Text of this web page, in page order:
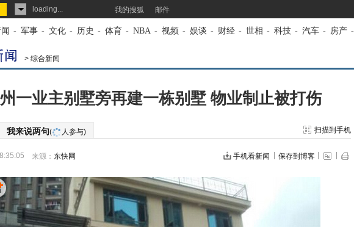
loading... 我的搜狐 邮件
- 军事 - 文化 - 历史 - 体育 - NBA - 视频 - 娱谈 - 财经 - 世相 - 科技 - 汽车 - 房产 -
> 综合新闻
一业主别墅旁再建一栋别墅 物业制止被打伤
我来说两句( 人参与) 扫描到手机
来源： 东快网 手机看新闻 保存到博客